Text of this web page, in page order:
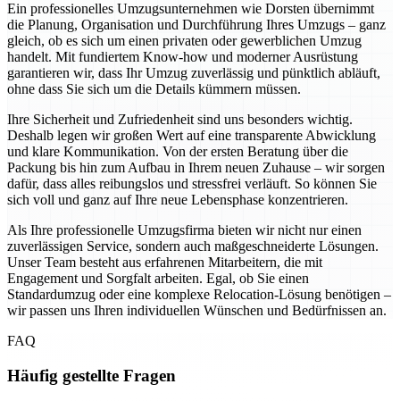
Ein professionelles Umzugsunternehmen wie Dorsten übernimmt
die Planung, Organisation und Durchführung Ihres Umzugs – ganz
gleich, ob es sich um einen privaten oder gewerblichen Umzug
handelt. Mit fundiertem Know-how und moderner Ausrüstung
garantieren wir, dass Ihr Umzug zuverlässig und pünktlich abläuft,
ohne dass Sie sich um die Details kümmern müssen.
Ihre Sicherheit und Zufriedenheit sind uns besonders wichtig.
Deshalb legen wir großen Wert auf eine transparente Abwicklung
und klare Kommunikation. Von der ersten Beratung über die
Packung bis hin zum Aufbau in Ihrem neuen Zuhause – wir sorgen
dafür, dass alles reibungslos und stressfrei verläuft. So können Sie
sich voll und ganz auf Ihre neue Lebensphase konzentrieren.
Als Ihre professionelle Umzugsfirma bieten wir nicht nur einen
zuverlässigen Service, sondern auch maßgeschneiderte Lösungen.
Unser Team besteht aus erfahrenen Mitarbeitern, die mit
Engagement und Sorgfalt arbeiten. Egal, ob Sie einen
Standardumzug oder eine komplexe Relocation-Lösung benötigen –
wir passen uns Ihren individuellen Wünschen und Bedürfnissen an.
FAQ
Häufig gestellte Fragen